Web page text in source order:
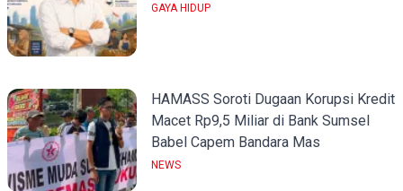
GAYA HIDUP
HAMASS Soroti Dugaan Korupsi Kredit
Macet Rp9,5 Miliar di Bank Sumsel
Babel Capem Bandara Mas
NEWS